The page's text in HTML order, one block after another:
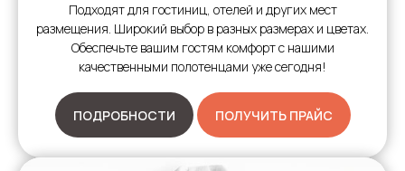
Подходят для гостиниц, отелей и других мест
размещения. Широкий выбор в разных размерах и цветах.
Обеспечьте вашим гостям комфорт с нашими
качественными полотенцами уже сегодня!
ПОДРОБНОСТИ ПОЛУЧИТЬ ПРАЙС